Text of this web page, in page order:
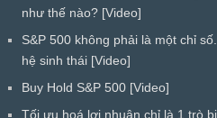
như thế nào? [Video]
S&P 500 không phải là một chỉ
hệ sinh thái [Video]
Buy Hold S&P 500 [Video]
Tối ưu hoá lợi nhuận chỉ là 1 trò